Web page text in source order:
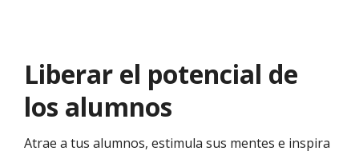
Liberar el potencial de
los alumnos
Atrae a tus alumnos, estimula sus mentes e inspira